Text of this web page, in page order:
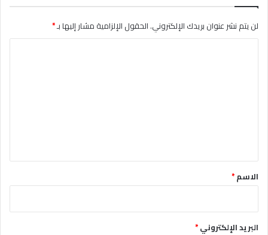
لن يتم نشر عنوان بريدك الإلكتروني.الحقول الإلزامية مشار إليها بـ*
*الاسم*
البريد الإلكتروني*